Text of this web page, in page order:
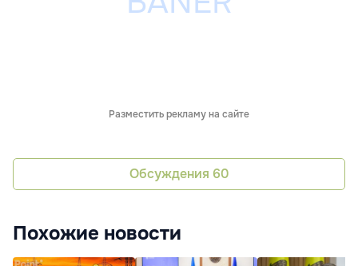
Разместить рекламу на сайте
Обсуждения 60
Похожие новости